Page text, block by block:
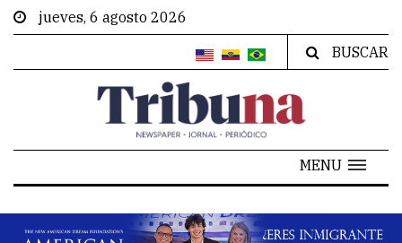
jueves, 6 agosto 2026
BUSCAR
MENU